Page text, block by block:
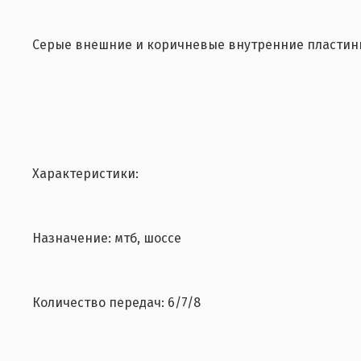
Серые внешние и коричневые внутренние
Характеристики:
Назначение: мтб, шоссе
Количество передач: 6/7/8